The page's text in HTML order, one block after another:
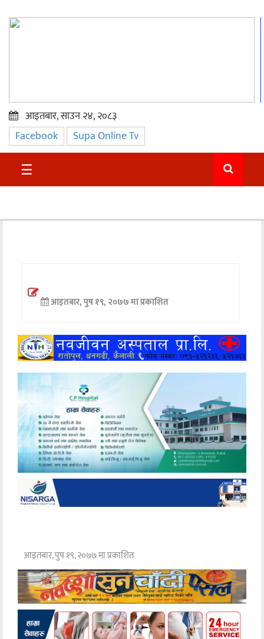
प्रमुख
समाचार
सुदुर
अन्तर्वार्ता
खेलकुद
मनोरञ्जन
अन्य
आइतबार, साउन २४, २०८३
Facebook Supa Online Tv
☰
आइतबार, पुष १९, २०७७ मा प्रकाशित
आइतबार, पुष १९, २०७७ मा प्रकाशित